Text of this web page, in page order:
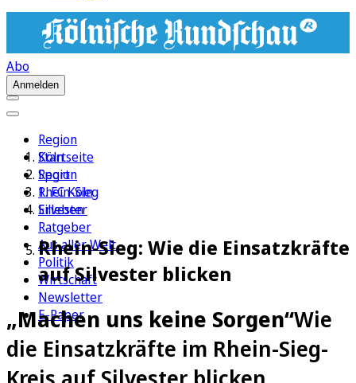
Abo
Anmelden
Region
Köln
Sport
1. FC Köln
Erleben
Ratgeber
Aus aller Welt
Politik
Wirtschaft
Newsletter
E-Paper
Startseite
Region
Rhein-Sieg
Silvester
Rhein-Sieg: Wie die Einsatzkräfte
auf Silvester blicken
„Machen uns keine Sorgen“Wie
die Einsatzkräfte im Rhein-Sieg-